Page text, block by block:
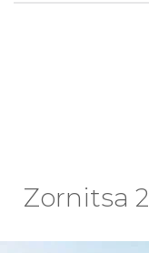
Zornitsa 2